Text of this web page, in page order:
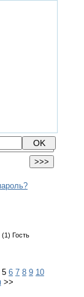
(1) Гость
5 6 7 8 9 10
>>